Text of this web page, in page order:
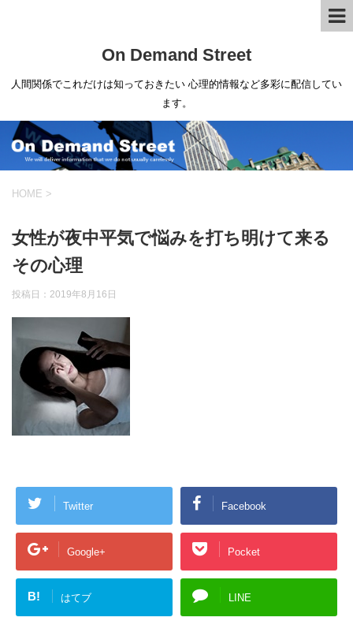
On Demand Street
人間関係でこれだけは知っておきたい 心理的情報など多彩に配信してい
ます。
HOME >
女性が夜中平気で悩みを打ち明けて来る
その心理
投稿日： 2019年8月16日
Twitter Facebook
Google+ Pocket
B! はてブ LINE